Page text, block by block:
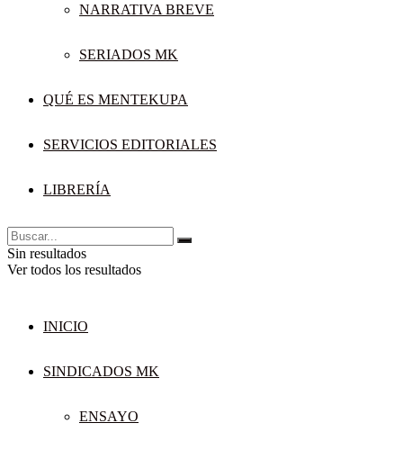
NARRATIVA BREVE
SERIADOS MK
QUÉ ES MENTEKUPA
SERVICIOS EDITORIALES
LIBRERÍA
Sin resultados
Ver todos los resultados
INICIO
SINDICADOS MK
ENSAYO